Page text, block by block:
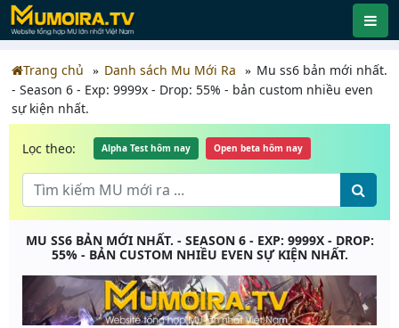
Trang chủ Danh sách Mu Mới Ra
Mu ss6 bản mới nhất.
- Season 6 - Exp: 9999x - Drop: 55% - bản custom nhiều even
sự kiện nhất.
Lọc theo: Alpha Test hôm nay Open beta hôm nay
MU SS6 BẢN MỚI NHẤT. - SEASON 6 - EXP: 9999X - DROP:
55% - BẢN CUSTOM NHIỀU EVEN SỰ KIỆN NHẤT.